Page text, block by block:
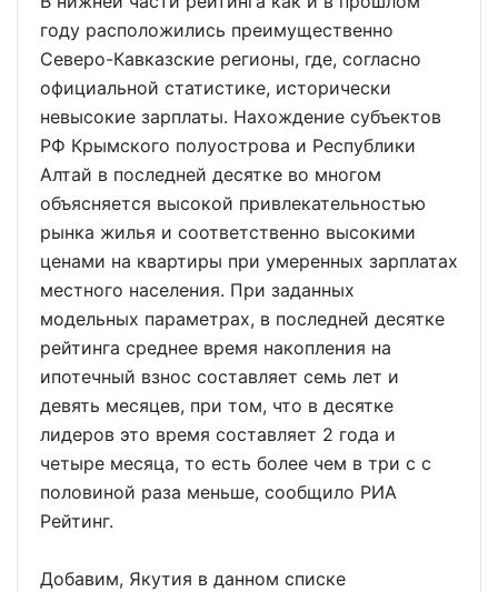
году расположились преимущественно
Северо-Кавказские регионы, где, согласно
официальной статистике, исторически
невысокие зарплаты. Нахождение субъектов
РФ Крымского полуострова и Республики
Алтай в последней десятке во многом
объясняется высокой привлекательностью
рынка жилья и соответственно высокими
ценами на квартиры при умеренных зарплатах
местного населения. При заданных
модельных параметрах, в последней десятке
рейтинга среднее время накопления на
ипотечный взнос составляет семь лет и
девять месяцев, при том, что в десятке
лидеров это время составляет 2 года и
четыре месяца, то есть более чем в три c с
половиной раза меньше, сообщило РИА
Рейтинг.
Добавим, Якутия в данном списке